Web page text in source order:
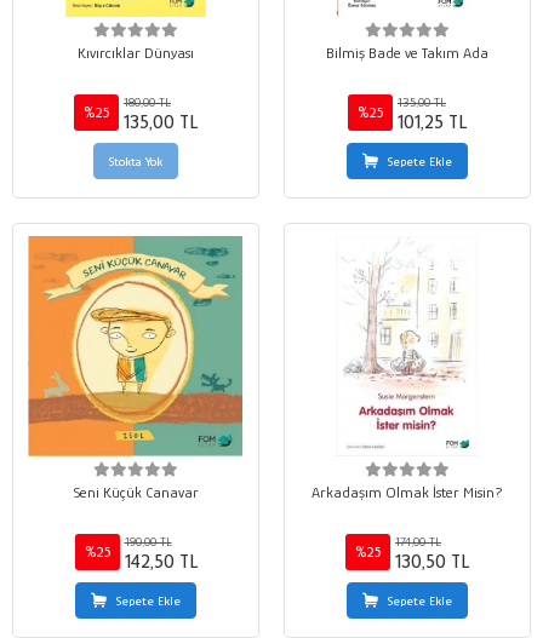
Kıvırcıklar Dünyası
%25
180,00 TL
135,00 TL
Stokta Yok
Bilmiş Bade ve Takım Ada
%25
135,00 TL
101,25 TL
Sepete Ekle
Seni Küçük Canavar
%25
190,00 TL
142,50 TL
Sepete Ekle
Arkadaşım Olmak İster Misin?
%25
174,00 TL
130,50 TL
Sepete Ekle